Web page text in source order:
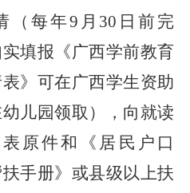
（每年9月30日前完
填报《广西学前教育
》可在广西学生资助
儿园领取），向就读
原件和《居民户口
手册》或县级以上扶